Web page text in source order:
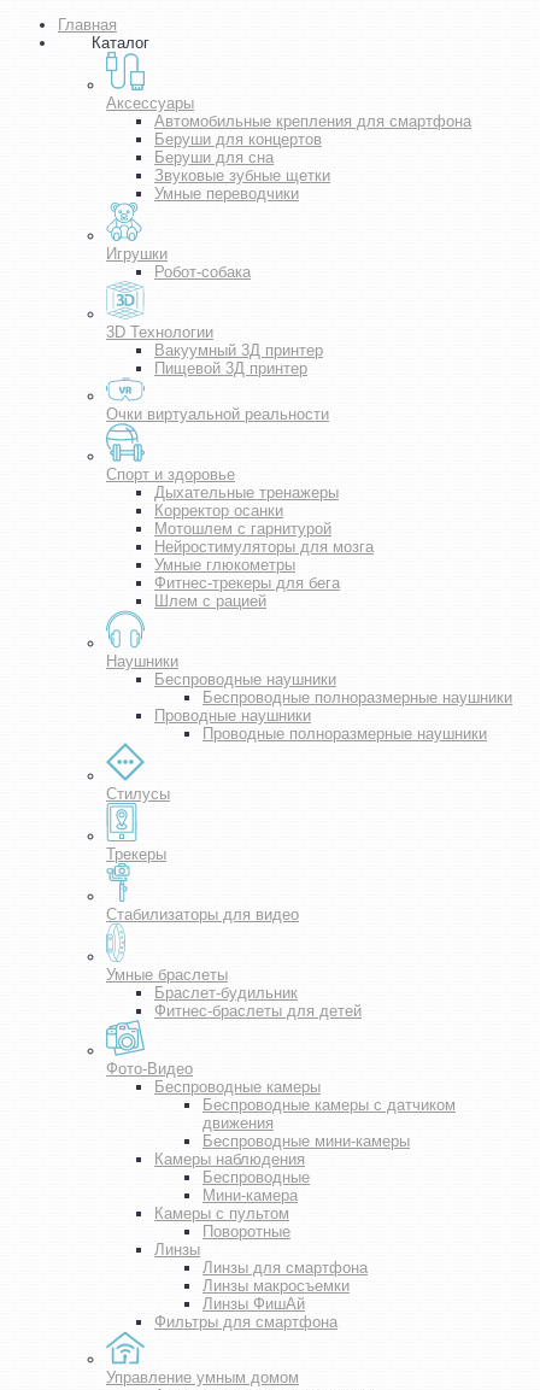
Главная
Каталог
Аксессуары
Автомобильные крепления для смартфона
Беруши для концертов
Беруши для сна
Звуковые зубные щетки
Умные переводчики
Игрушки
Робот-собака
3D Технологии
Вакуумный 3Д принтер
Пищевой 3Д принтер
Очки виртуальной реальности
Спорт и здоровье
Дыхательные тренажеры
Корректор осанки
Мотошлем с гарнитурой
Нейростимуляторы для мозга
Умные глюкометры
Фитнес-трекеры для бега
Шлем с рацией
Наушники
Беспроводные наушники
Беспроводные полноразмерные наушники
Проводные наушники
Проводные полноразмерные наушники
Стилусы
Трекеры
Стабилизаторы для видео
Умные браслеты
Браслет-будильник
Фитнес-браслеты для детей
Фото-Видео
Беспроводные камеры
Беспроводные камеры с датчиком
движения
Беспроводные мини-камеры
Камеры наблюдения
Беспроводные
Мини-камера
Камеры с пультом
Поворотные
Линзы
Линзы для смартфона
Линзы макросъемки
Линзы ФишАй
Фильтры для смартфона
Управление умным домом